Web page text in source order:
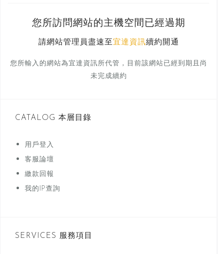
您所訪問網站的主機空間已經過期
請網站管理員盡速至宜達資訊續約開通
您所輸入的網站為宜達資訊所代管，目前該網站已經到期且尚
未完成續約
CATALOG 本層目錄
用戶登入
客服論壇
繳款回報
我的IP查詢
SERVICES 服務項目